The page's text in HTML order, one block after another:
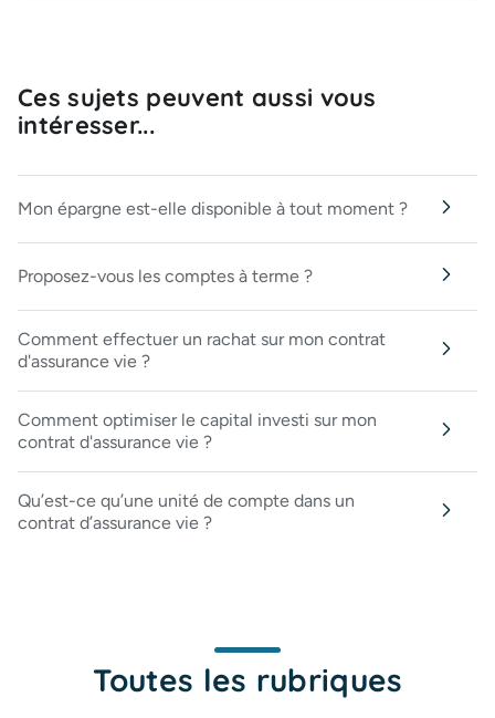
Ces sujets peuvent aussi vous
intéresser...
Mon épargne est-elle disponible à tout moment ?
Proposez-vous les comptes à terme ?
Comment effectuer un rachat sur mon contrat
d'assurance vie ?
Comment optimiser le capital investi sur mon
contrat d'assurance vie ?
Qu’est-ce qu’une unité de compte dans un
contrat d’assurance vie ?
Toutes les rubriques